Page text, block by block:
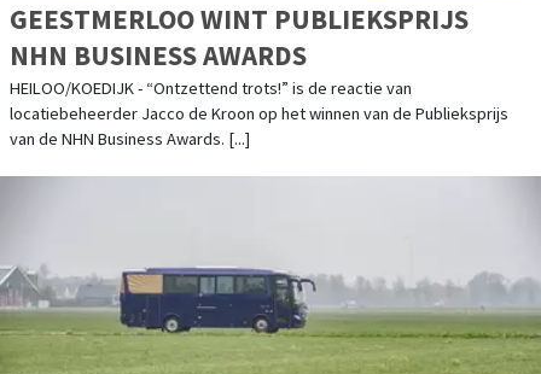
GEESTMERLOO WINT PUBLIEKSPRIJS
NHN BUSINESS AWARDS
HEILOO/KOEDIJK - “Ontzettend trots!” is de reactie van
locatiebeheerder Jacco de Kroon op het winnen van de Publieksprijs
van de NHN Business Awards. [...]